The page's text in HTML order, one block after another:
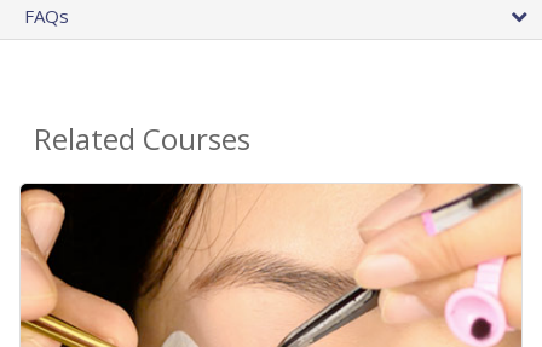
FAQs
Related Courses